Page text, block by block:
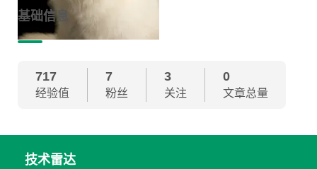
基础信息
717
经验值
7
粉丝
3
关注
0
文章总量
技术雷达